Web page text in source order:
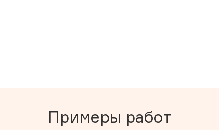
Примеры работ